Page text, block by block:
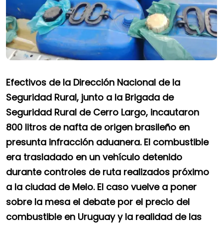
Efectivos de la Dirección Nacional de la
Seguridad Rural, junto a la Brigada de
Seguridad Rural de Cerro Largo, incautaron
800 litros de nafta de origen brasileño en
presunta infracción aduanera. El combustible
era trasladado en un vehículo detenido
durante controles de ruta realizados próximo
a la ciudad de Melo. El caso vuelve a poner
sobre la mesa el debate por el precio del
combustible en Uruguay y la realidad de las